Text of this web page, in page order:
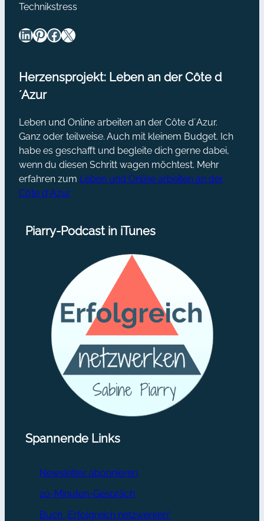
Technikstress
LinkedIn Pinterest Facebook X
Herzensprojekt: Leben an der Côte d
´Azur
Leben und Online arbeiten an der Côte d´Azur.
Ganz oder teilweise. Auch mit kleinem Budget. Ich
habe es geschafft und begleite dich gerne dabei,
wenn du diesen Schritt wagen möchtest. Mehr
erfahren zum Leben und Online arbeiten an der
Côte d´Azur
Piarry-Podcast in iTunes
Spannende Links
Newsletter abonnieren
20-Minuten-Gespräch
Buch „Erfolgreich netzwerken“